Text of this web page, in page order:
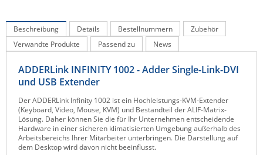
LigoWave
Milesight
Moxa
Netio
Panorama Antennas
PatchSee
Power Kingdom
Beschreibung Details Bestellnummern
Zubehör
Verwandte Produkte
Passend zu News
ADDERLink INFINITY 1002 - Adder Single-Link-DVI
und USB Extender
Der ADDERLink Infinity 1002 ist ein Hochleistungs-KVM-Extender
(Keyboard, Video, Mouse, KVM) und Bestandteil der ALIF-Matrix-
Lösung. Daher können Sie die für Ihr Unternehmen entscheidende
Hardware in einer sicheren klimatisierten Umgebung außerhalb des
Arbeitsbereichs Ihrer Mitarbeiter unterbringen. Die Darstellung auf
dem Desktop wird davon nicht beeinflusst.